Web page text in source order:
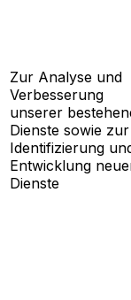
Zur Analyse und
Verbesserung
unserer
Dienste sowie zur
Identifizierung
Entwicklung
Dienste